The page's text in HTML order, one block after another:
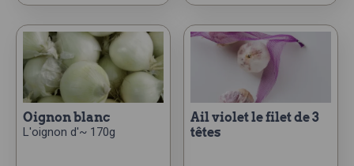
oignon blanc
L'oignon d'~ 170g
ail violet le filet de 3
têtes